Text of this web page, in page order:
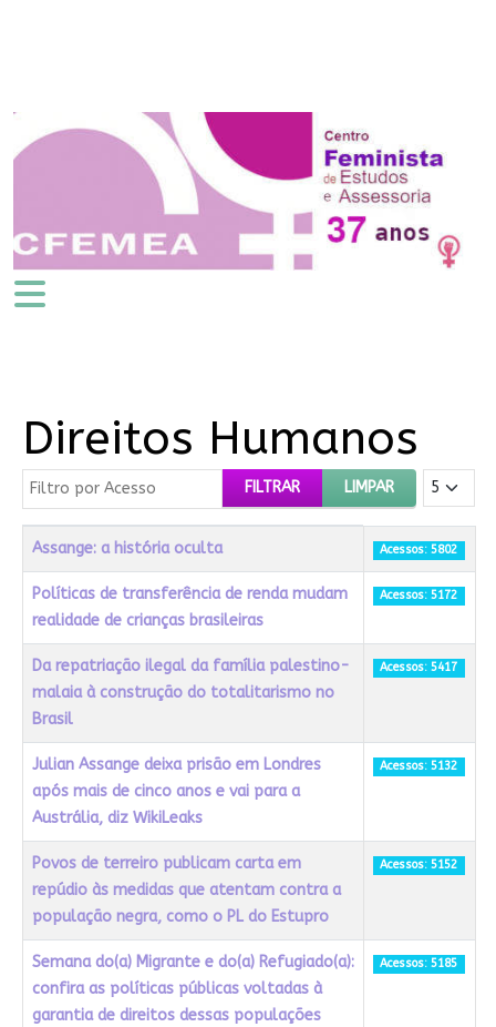
Direitos Humanos
Filtro por Acesso FILTRAR LIMPAR Mostrar #
Título Acessos
Assange: a história oculta Acessos: 5802
Políticas de transferência de renda mudam
realidade de crianças brasileiras
Acessos: 5172
Da repatriação ilegal da família palestino-
malaia à construção do totalitarismo no
Brasil
Acessos: 5417
Julian Assange deixa prisão em Londres
após mais de cinco anos e vai para a
Austrália, diz WikiLeaks
Acessos: 5132
Povos de terreiro publicam carta em
repúdio às medidas que atentam contra a
população negra, como o PL do Estupro
Acessos: 5152
Semana do(a) Migrante e do(a) Refugiado(a):
confira as políticas públicas voltadas à
garantia de direitos dessas populações
Acessos: 5185